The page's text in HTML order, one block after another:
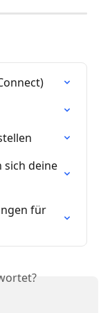
sich deine
für